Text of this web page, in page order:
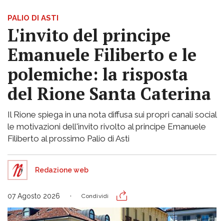
PALIO DI ASTI
L'invito del principe
Emanuele Filiberto e le
polemiche: la risposta
del Rione Santa Caterina
Il Rione spiega in una nota diffusa sui propri canali social
le motivazioni dell'invito rivolto al principe Emanuele
Filiberto al prossimo Palio di Asti
Redazione web
07 Agosto 2026 Condividi